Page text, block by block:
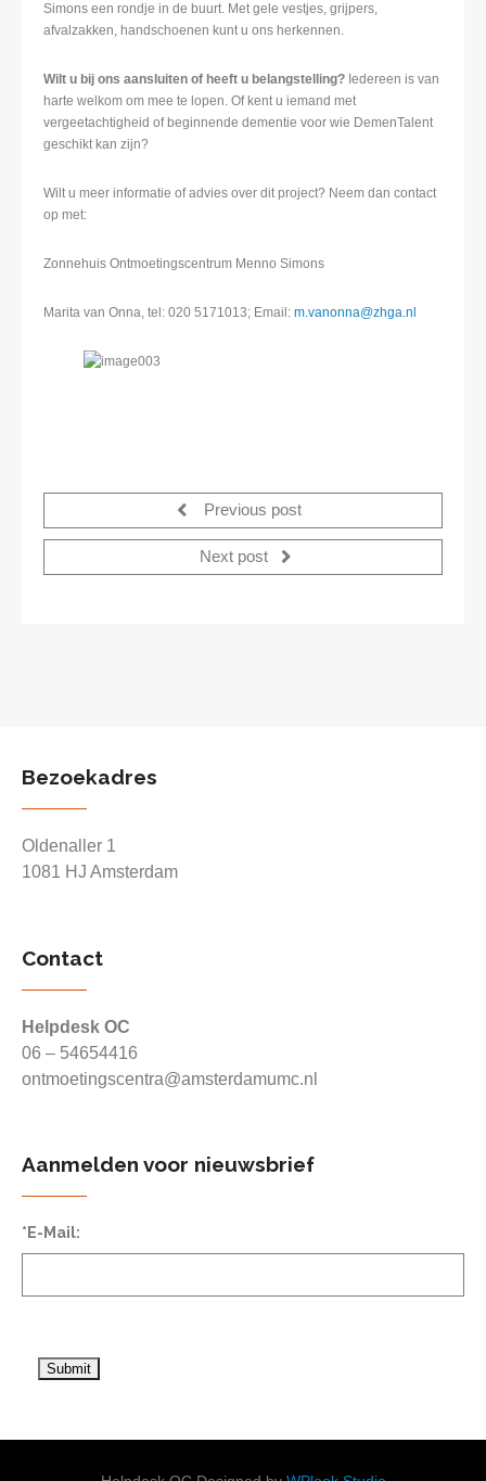
Simons een rondje in de buurt. Met gele vestjes, grijpers,
afvalzakken, handschoenen kunt u ons herkennen.
Wilt u bij ons aansluiten of heeft u belangstelling? Iedereen is van
harte welkom om mee te lopen. Of kent u iemand met
vergeetachtigheid of beginnende dementie voor wie DemenTalent
geschikt kan zijn?
Wilt u meer informatie of advies over dit project? Neem dan contact
op met:
Zonnehuis Ontmoetingscentrum Menno Simons
Marita van Onna, tel: 020 5171013; Email: m.vanonna@zhga.nl
Previous post
Next post
Bezoekadres
Oldenaller 1
1081 HJ Amsterdam
Contact
Helpdesk OC
06 – 54654416
ontmoetingscentra@amsterdamumc.nl
Aanmelden voor nieuwsbrief
*E-Mail: